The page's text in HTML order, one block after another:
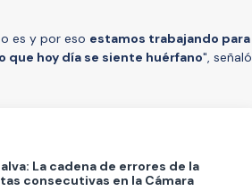
es y por eso estamos trabajando para
que hoy día se siente huérfano", señaló
La cadena de errores de la
consecutivas en la Cámara